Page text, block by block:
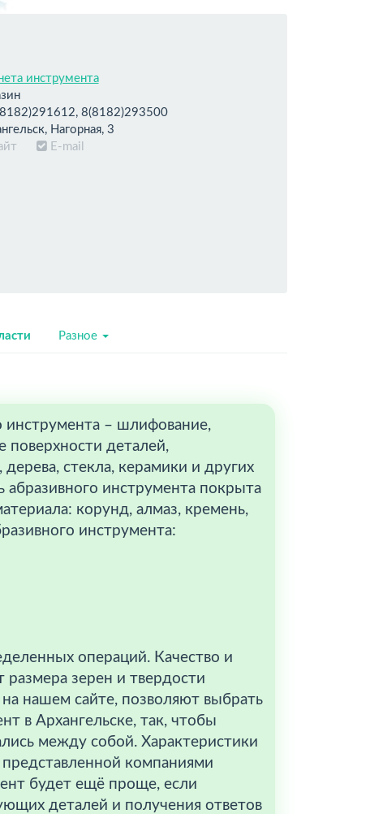
инструмента
8(8182)293500
Нагорная, 3
E-mail
Разное
инструмента – шлифование,
поверхности деталей,
стекла, керамики и других
абразивного инструмента покрыта
корунд, алмаз, кремень,
инструмента:
операций. Качество и
размера зерен и твердости
нашем сайте, позволяют выбрать
в Архангельске, так, чтобы
между собой. Характеристики
компаниями
будет ещё проще, если
деталей и получения ответов